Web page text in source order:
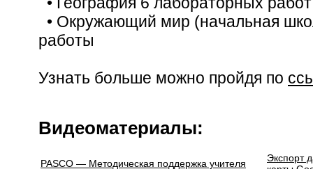
• Окружающий мир (начальная
работы
Узнать больше можно пройдя по
Видеоматериалы:
PASCO — Методическая поддержка учителя
Экспорт